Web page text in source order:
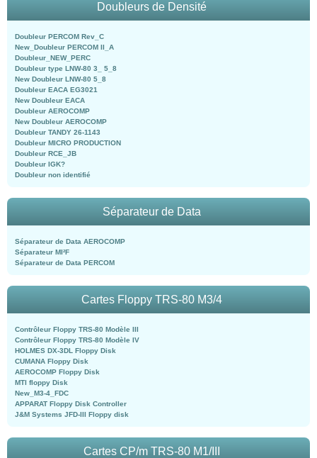
Doubleurs de Densité
Doubleur PERCOM Rev_C
New_Doubleur PERCOM II_A
Doubleur_NEW_PERC
Doubleur type LNW-80 3_ 5_8
New Doubleur LNW-80 5_8
Doubleur EACA EG3021
New Doubleur EACA
Doubleur AEROCOMP
New Doubleur AEROCOMP
Doubleur TANDY 26-1143
Doubleur MICRO PRODUCTION
Doubleur RCE_JB
Doubleur IGK?
Doubleur non identifié
Séparateur de Data
Séparateur de Data AEROCOMP
Séparateur MI²F
Séparateur de Data PERCOM
Cartes Floppy TRS-80 M3/4
Contrôleur Floppy TRS-80 Modèle III
Contrôleur Floppy TRS-80 Modèle IV
HOLMES DX-3DL Floppy Disk
CUMANA Floppy Disk
AEROCOMP Floppy Disk
MTI floppy Disk
New_M3-4_FDC
APPARAT Floppy Disk Controller
J&M Systems JFD-III Floppy disk
Cartes CP/m TRS-80 M1/III